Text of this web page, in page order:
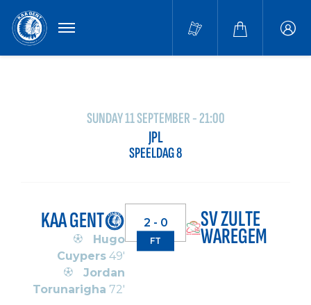
MENU
SUNDAY 11 SEPTEMBER - 21:00
JPL
SPEELDAG 8
KAA GENT
Hugo
Cuypers 49'
Jordan
Torunarigha 72'
2 - 0
FT
SV ZULTE
WAREGEM